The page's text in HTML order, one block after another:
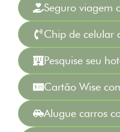
Seguro viagem
Chip de celular
Pesquise seu
Cartão Wise
Alugue carros